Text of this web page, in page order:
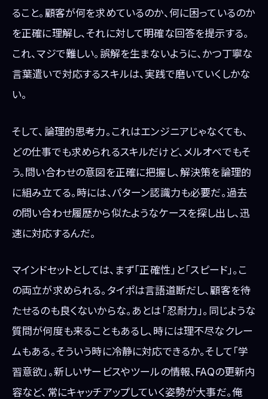
ること。顧客が何を求めているのか、何に困っているのか
を正確に理解し、それに対して明確な回答を提示する。
これ、マジで難しい。誤解を生まないように、かつ丁寧な
言葉遣いで対応するスキルは、実践で磨いていくしかな
い。
そして、論理的思考力。これはエンジニアじゃなくても、
どの仕事でも求められるスキルだけど、メルオペでもそ
う。問い合わせの意図を正確に把握し、解決策を論理的
に組み立てる。時には、パターン認識力も必要だ。過去
の問い合わせ履歴から似たようなケースを探し出し、迅
速に対応するんだ。
マインドセットとしては、まず「正確性」と「スピード」。こ
の両立が求められる。タイポは言語道断だし、顧客を待
たせるのも良くないからな。あとは「忍耐力」。同じような
質問が何度も来ることもあるし、時には理不尽なクレー
ムもある。そういう時に冷静に対応できるか。そして「学
習意欲」。新しいサービスやツールの情報、FAQの更新内
容など、常にキャッチアップしていく姿勢が大事だ。俺